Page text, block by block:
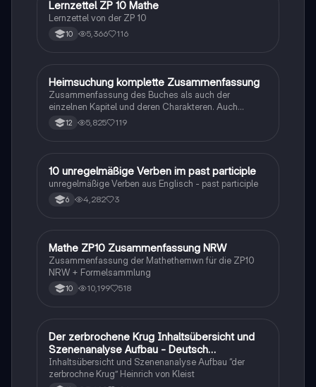
Mathe
Lernzettel ZP 10 Mathe
Lernzettel von der ZP 10
10 5,366 116
Deutsch
Heimsuchung komplette Zusammenfassung
Zusammenfassung des Buches als auch der
einzelnen Kapitel und deren Charakteren. Auch
tabellarisch. Im Unterricht ohne KI erstellt
12 5,825 119
1 Englisch
10 unregelmäßige Verben im past participle
unregelmäßige Verben aus Englisch - past participle
6 4,282 3
Mathe
Mathe ZP10 Zusammenfassung NRW
Zusammenfassung der Mathethemwn für die ZP10
NRW + Formelsammlung
10 10,199 518
Deutsch
Der zerbrochene Krug Inhaltsübersicht und
Szenenanalyse Aufbau - Deutsch
Q1/Q2/Abitur
Inhaltsübersicht und Szenenanalyse Aufbau “der
zerbrochne Krug” Heinrich von Kleist